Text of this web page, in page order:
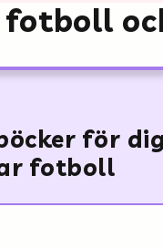
fotboll
för dig
fotboll